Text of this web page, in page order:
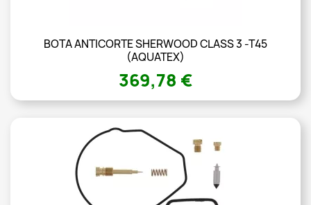
BOTA ANTICORTE SHERWOOD CLASS 3 -T45
(AQUATEX)
369,78 €